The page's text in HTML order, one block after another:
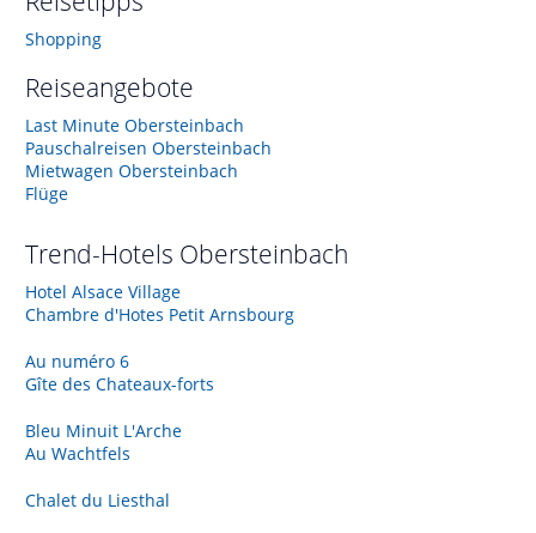
Shopping
Reiseangebote
Last Minute Obersteinbach
Pauschalreisen Obersteinbach
Mietwagen Obersteinbach
Flüge
Trend-Hotels Obersteinbach
Hotel Alsace Village
Chambre d'Hotes Petit Arnsbourg
Au numéro 6
Gîte des Chateaux-forts
Bleu Minuit L'Arche
Au Wachtfels
Chalet du Liesthal